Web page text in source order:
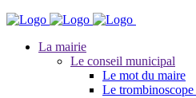
La mairie
Le conseil municipal
Le mot du maire
Le trombinoscope